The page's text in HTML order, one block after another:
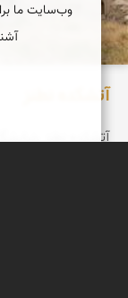
آتشکده نطنز
آتشکده نطنز
وب‌سایت ما